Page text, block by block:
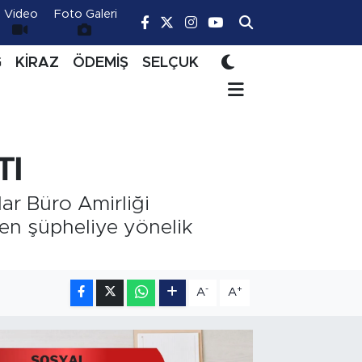
Video Foto Galeri
KİRAZ ÖDEMİŞ SELÇUK
Büro Amirliği
şüpheliye yönelik
A- A+